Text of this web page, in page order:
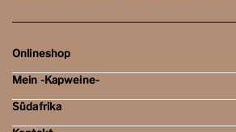
Onlineshop
Rotweine
Weissweine
Schaumweine
Tasting-Sets
Mein -Kapweine-
Mein Konto
Meine Bestellungen
Südafrika